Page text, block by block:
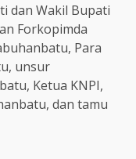
dan Wakil Bupati
Forkopimda
Para
unsur
Ketua KNPI,
dan tamu